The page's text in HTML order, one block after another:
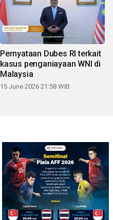
Pernyataan Dubes RI terkait
kasus penganiayaan WNI di
Malaysia
15 June 2026 21:58 WIB